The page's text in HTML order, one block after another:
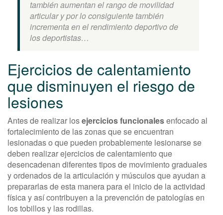
también aumentan el rango de movilidad
articular y por lo consiguiente también
incrementa en el rendimiento deportivo de
los deportistas…
Ejercicios de calentamiento
que disminuyen el riesgo de
lesiones
Antes de realizar losejercicios funcionalesenfocado al
fortalecimiento de las zonas que se encuentran
lesionadas o que pueden probablemente lesionarse se
deben realizar ejercicios de calentamiento que
desencadenan diferentes tipos de movimiento graduales
y ordenados de la articulación y músculos que ayudan a
prepararlas de esta manera para el inicio de la actividad
física y así contribuyen a la prevención de patologías en
los tobillos y las rodillas.